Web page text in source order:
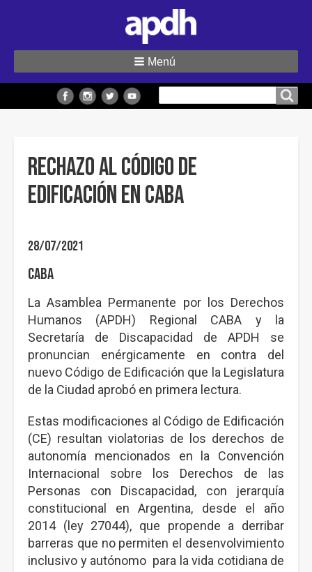
sitio
Menú
Rechazo al código de
edificación en CABA
28/07/2021
CABA
La Asamblea Permanente por los Derechos
Humanos (APDH) Regional CABA y la
Secretaría de Discapacidad de APDH se
pronuncian enérgicamente en contra del
nuevo Código de Edificación que la Legislatura
de la Ciudad aprobó en primera lectura.
Estas modificaciones al Código de Edificación
(CE) resultan violatorias de los derechos de
autonomía mencionados en la Convención
Internacional sobre los Derechos de las
Personas con Discapacidad, con jerarquía
constitucional en Argentina, desde el año
2014 (ley 27044), que propende a derribar
barreras que no permiten el desenvolvimiento
inclusivo y autónomo para la vida cotidiana de